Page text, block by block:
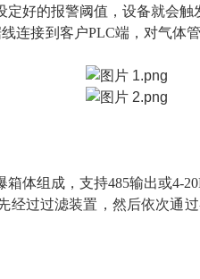
好的报警阈值，设备就会触
线连接到客户PLC端，对气
箱体组成，支持485输出或4-
经过过滤装置，然后依次通